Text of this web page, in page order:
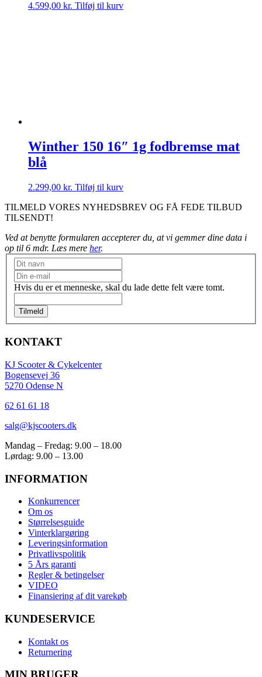
4.599,00 kr. Tilføj til kurv
Winther 150 16″ 1g fodbremse mat
blå
2.299,00 kr. Tilføj til kurv
TILMELD VORES NYHEDSBREV OG FÅ FEDE TILBUD
TILSENDT!
Ved at benytte formularen accepterer du, at vi gemmer dine data i
op til 6 mdr. Læs mere her.
Nyhedsbrev
Hvis du er et menneske, skal du lade dette felt være tomt.
Tilmeld
KONTAKT
KJ Scooter & Cykelcenter
Bogensevej 36
5270 Odense N
62 61 61 18
salg@kjscooters.dk
Mandag – Fredag: 9.00 – 18.00
Lørdag: 9.00 – 13.00
INFORMATION
Konkurrencer
Om os
Størrelsesguide
Vinterklargøring
Leveringsinformation
Privatlivspolitik
5 Års garanti
Regler & betingelser
VIDEO
Finansiering af dit varekøb
KUNDESERVICE
Kontakt os
Returnering